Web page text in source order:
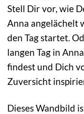
Stell Dir vor, wie
Anna angelächelt
den Tag startet.
langen Tag in
findest und Dich
Zuversicht
Dieses Wandbild